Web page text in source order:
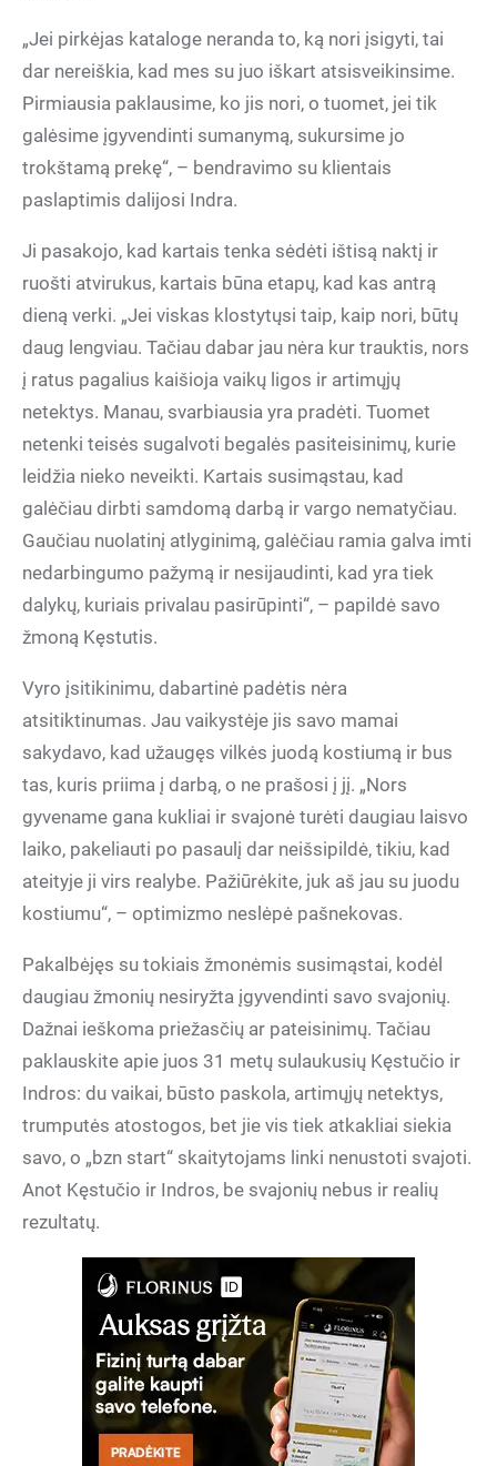
„Jei pirkėjas kataloge neranda to, ką nori įsigyti, tai
dar nereiškia, kad mes su juo iškart atsisveikinsime.
Pirmiausia paklausime, ko jis nori, o tuomet, jei tik
galėsime įgyvendinti sumanymą, sukursime jo
trokštamą prekę“, – bendravimo su klientais
paslaptimis dalijosi Indra.
Ji pasakojo, kad kartais tenka sėdėti ištisą naktį ir
ruošti atvirukus, kartais būna etapų, kad kas antrą
dieną verki. „Jei viskas klostytųsi taip, kaip nori, būtų
daug lengviau. Tačiau dabar jau nėra kur trauktis, nors
į ratus pagalius kaišioja vaikų ligos ir artimųjų
netektys. Manau, svarbiausia yra pradėti. Tuomet
netenki teisės sugalvoti begalės pasiteisinimų, kurie
leidžia nieko neveikti. Kartais susimąstau, kad
galėčiau dirbti samdomą darbą ir vargo nematyčiau.
Gaučiau nuolatinį atlyginimą, galėčiau ramia galva imti
nedarbingumo pažymą ir nesijaudinti, kad yra tiek
dalykų, kuriais privalau pasirūpinti“, – papildė savo
žmoną Kęstutis.
Vyro įsitikinimu, dabartinė padėtis nėra
atsitiktinumas. Jau vaikystėje jis savo mamai
sakydavo, kad užaugęs vilkės juodą kostiumą ir bus
tas, kuris priima į darbą, o ne prašosi į jį. „Nors
gyvename gana kukliai ir svajonė turėti daugiau laisvo
laiko, pakeliauti po pasaulį dar neišsipildė, tikiu, kad
ateityje ji virs realybe. Pažiūrėkite, juk aš jau su juodu
kostiumu“, – optimizmo neslėpė pašnekovas.
Pakalbėjęs su tokiais žmonėmis susimąstai, kodėl
daugiau žmonių nesiryžta įgyvendinti savo svajonių.
Dažnai ieškoma priežasčių ar pateisinimų. Tačiau
paklauskite apie juos 31 metų sulaukusių Kęstučio ir
Indros: du vaikai, būsto paskola, artimųjų netektys,
trumputės atostogos, bet jie vis tiek atkakliai siekia
savo, o „bzn start“ skaitytojams linki nenustoti svajoti.
Anot Kęstučio ir Indros, be svajonių nebus ir realių
rezultatų.